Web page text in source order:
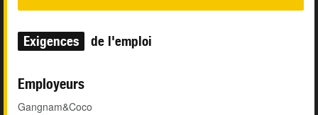
Exigences de l'emploi
Employeurs
Gangnam&Coco